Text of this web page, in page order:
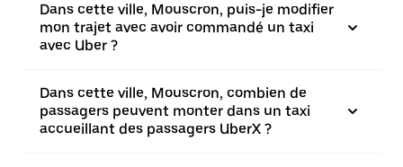
Dans cette ville, Mouscron, puis-je modifier
mon trajet avec avoir commandé un taxi
avec Uber ?
Dans cette ville, Mouscron, combien de
passagers peuvent monter dans un taxi
accueillant des passagers UberX ?